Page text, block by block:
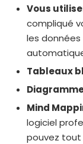
Vous
compliqué
les données
Tableaux
Mind
logiciel
pouvez tout